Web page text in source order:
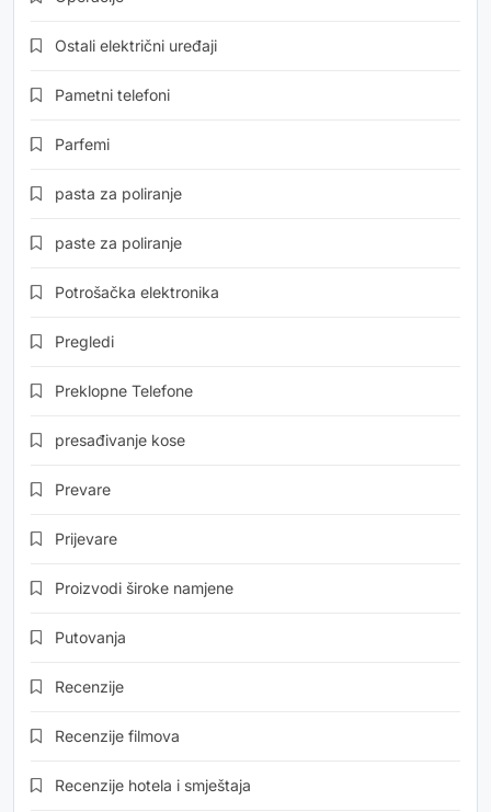
Ostali električni uređaji
Pametni telefoni
Parfemi
pasta za poliranje
paste za poliranje
Potrošačka elektronika
Pregledi
Preklopne Telefone
presađivanje kose
Prevare
Prijevare
Proizvodi široke namjene
Putovanja
Recenzije
Recenzije filmova
Recenzije hotela i smještaja